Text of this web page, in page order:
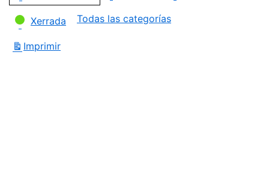
Xerrada Todas las categorías
Imprimir